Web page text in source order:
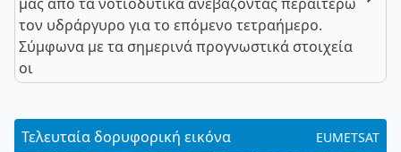
τον υδράργυρο για το επόμενο τετραήμερο.
Σύμφωνα με τα σημερινά προγνωστικά στοιχεία
οι
Τελευταία δορυφορική εικόνα EUMETSAT